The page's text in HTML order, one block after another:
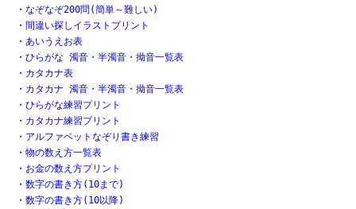
・ なぞなぞ200問(簡単～難しい)
・ 間違い探しイラストプリント
・ あいうえお表
・ ひらがな 濁音・半濁音・拗音一覧表
・ カタカナ表
・ カタカナ 濁音・半濁音・拗音一覧表
・ ひらがな練習プリント
・ カタカナ練習プリント
・ アルファベットなぞり書き練習
・ 物の数え方一覧表
・ お金の数え方プリント
・ 数字の書き方(10まで)
・ 数字の書き方(10以降)